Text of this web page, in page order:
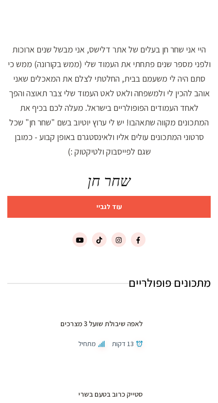
היי אני שחר חן בעלים של אתר דלישס, אני מבשל שנים ארוכות
ולפני מספר שנים פתחתי את העמוד שלי (ממש בקורונה) ממש כי
סתם היה לי משעמם בבית, החלטתי לצלם את המאכלים שאני
אוהב להכין לי ולמשפחה ולאט לאט העמוד שלי צבר תאוצה והפך
לאחד העמודים הפופולריים בישראל. מעלה לכם בכיף את
המתכונים מקווה שתאהבו! יש לי ערוץ יוטיוב בשם "שחר חן" שכל
סרטוני המתכונים עולים אליו ולאינסטגרם באופן קבוע - כמובן
שגם לפייסבוק ולטיקטוק :)
שחר חן
עוד לגביי
מתכונים פופולריים
לאפה שיבולת שועל 3 מצרכים
13 דקות מתחיל
סטייק כרוב בטעם בשרי